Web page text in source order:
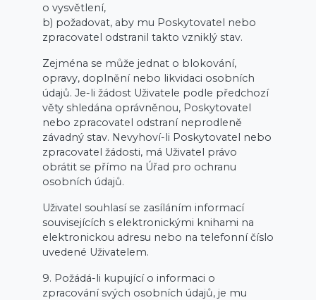
o vysvětlení,
b) požadovat, aby mu Poskytovatel nebo
zpracovatel odstranil takto vzniklý stav.
Zejména se může jednat o blokování,
opravy, doplnění nebo likvidaci osobních
údajů. Je-li žádost Uživatele podle předchozí
věty shledána oprávněnou, Poskytovatel
nebo zpracovatel odstraní neprodleně
závadný stav. Nevyhoví-li Poskytovatel nebo
zpracovatel žádosti, má Uživatel právo
obrátit se přímo na Úřad pro ochranu
osobních údajů.
Uživatel souhlasí se zasíláním informací
souvisejících s elektronickými knihami na
elektronickou adresu nebo na telefonní číslo
uvedené Uživatelem.
9. Požádá-li kupující o informaci o
zpracování svých osobních údajů, je mu